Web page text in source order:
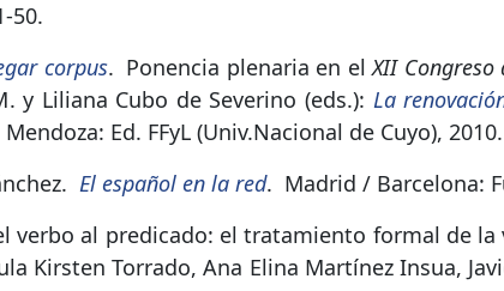
50.
corpus. Ponencia plenaria en elXII
y Liliana Cubo de Severino (eds.): La
Mendoza: Ed. FFyL (Univ.Nacional de Cuyo), 2010.
El español en la red. Madrid / Barcelona:
verbo al predicado: el tratamiento formal de la
Kirsten Torrado, Ana Elina Martínez Insua,